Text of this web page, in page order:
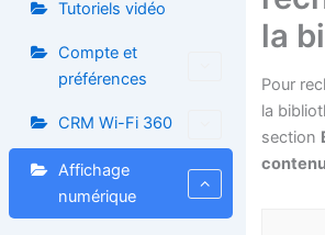
Tutoriels vidéo
Compte et
préférences
CRM Wi-Fi 360
Affichage
numérique
la
Pour
la
section